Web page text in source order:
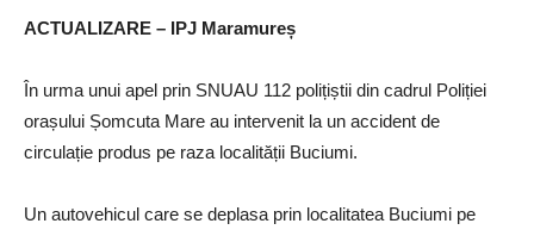
ACTUALIZARE – IPJ Maramureș
În urma unui apel prin SNUAU 112 polițiștii din cadrul Poliției
orașului Șomcuta Mare au intervenit la un accident de
circulație produs pe raza localității Buciumi.
Un autovehicul care se deplasa prin localitatea Buciumi pe